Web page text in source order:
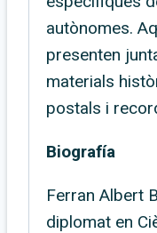
autònomes.
presenten
materials
postals i
Biografía
Ferran Albert
diplomat en